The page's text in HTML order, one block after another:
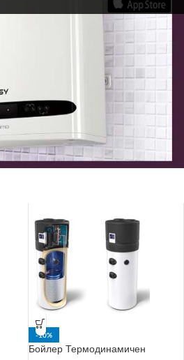
-10%
Бойлер Термодинамичен